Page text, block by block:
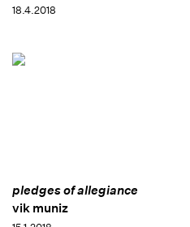
18.4.2018
pledges of allegiance
vik muniz